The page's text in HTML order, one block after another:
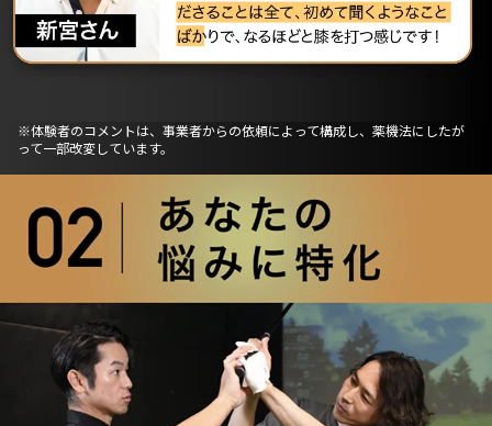
※体験者のコメントは、事業者からの依頼によって構成し、薬機法にしたが
って一部改変しています。